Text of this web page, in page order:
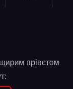
прівєтом